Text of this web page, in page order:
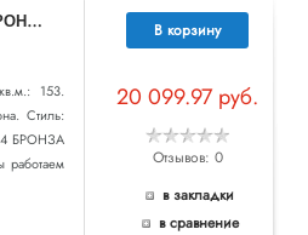
7
00511 (MD000009-51) 3 КОР!!! Люстра подвесная CLASSIC 51х60W E14 БРОНЗА (в комплекте) В корзину
20 099.97 руб.
Отзывов: 0
в закладки
в сравнение
153.
Стиль:
БРОНЗА
работаем